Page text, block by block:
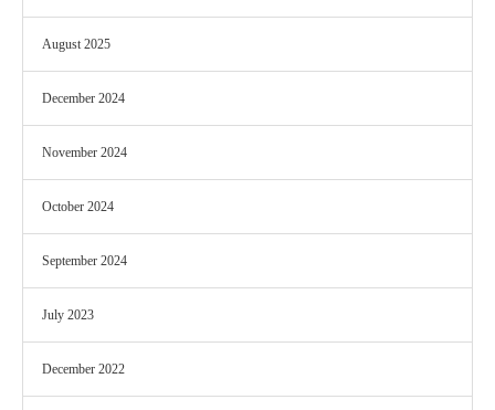
August 2025
December 2024
November 2024
October 2024
September 2024
July 2023
December 2022